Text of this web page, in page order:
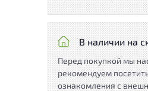
В наличии на
Перед покупкой мы
рекомендуем
ознакомления с